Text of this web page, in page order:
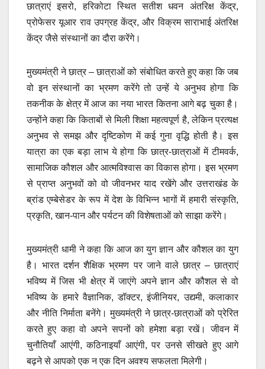
छात्राएं इसरो, हरिकोटा स्थित सतीश धवन अंतरिक्ष केंद्र,
प्रोफेसर यूआर राव उपग्रह केंद्र, और विक्रम साराभाई अंतरिक्ष
केंद्र जैसे संस्थानों का दौरा करेंगे।
मुख्यमंत्री ने छात्र – छात्राओं को संबोधित करते हुए कहा कि जब
वो इन संस्थानों का भ्रमण करेंगे तो उन्हें ये अनुभव होगा कि
तकनीक के क्षेत्र में आज का नया भारत कितना आगे बढ़ चुका है।
उन्होंने कहा कि किताबों से मिली शिक्षा महत्वपूर्ण है, लेकिन प्रत्यक्ष
अनुभव से समझ और दृष्टिकोण में कई गुना वृद्धि होती है। इस
यात्रा का एक बड़ा लाभ ये होगा कि छात्र-छात्राओं में टीमवर्क,
सामाजिक कौशल और आत्मविश्वास का विकास होगा। इस भ्रमण
से प्राप्त अनुभवों को वो जीवनभर याद रखेंगे और उत्तराखंड के
ब्रांड एम्बेसेडर के रूप में देश के विभिन्न भागों में हमारी संस्कृति,
प्रकृति, खान-पान और पर्यटन की विशेषताओं को साझा करेंगे।
मुख्यमंत्री धामी ने कहा कि आज का युग ज्ञान और कौशल का युग
है। भारत दर्शन शैक्षिक भ्रमण पर जाने वाले छात्र – छात्राएं
भविष्य में जिस भी क्षेत्र में जाएंगे अपने ज्ञान और कौशल से वो
भविष्य के हमारे वैज्ञानिक, डॉक्टर, इंजीनियर, उद्यमी, कलाकार
और नीति निर्माता बनेंगे। मुख्यमंत्री ने छात्र-छात्राओं को प्रेरित
करते हुए कहा वो अपने सपनों को हमेशा बड़ा रखें। जीवन में
चुनौतियाँ आएंगी, कठिनाइयाँ आएंगी, पर उनसे सीखते हुए आगे
बढ़ने से आपको एक न एक दिन अवश्य सफलता मिलेगी।